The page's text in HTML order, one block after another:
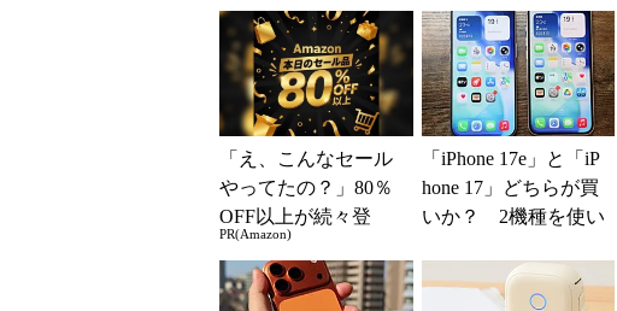
得に
「え、こんなセール
やってたの？」80％
OFF以上が続々登
場！Amazonの本気が
凄すぎる
PR(Amazon)
「iPhone 17e」と「iP
hone 17」どちらが買
いか？ 2機種を使い